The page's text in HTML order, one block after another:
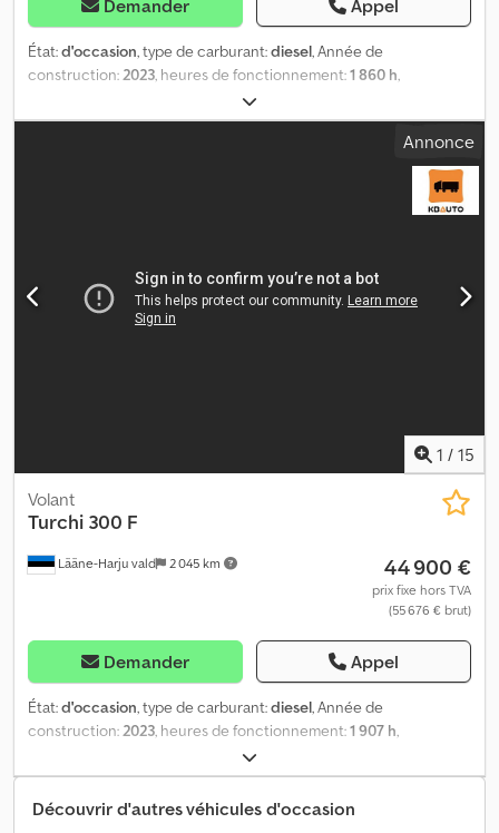
Demander Appel
État:d'occasion, type de carburant:diesel, Année de
construction:2023, heures de fonctionnement:1 860 h,
Informations complémentaires : Marque : TURCHI Modèle : 300 F
Année : 2023 Numéro d’identification du véhicule (VIN) :
Informations supplémentaires = Credpfxjzilc Tj Al Aof Poids à vide :
Annonce
1 / 15
Lääne-Harju vald 2 045 km
Volant
Turchi 300 F
44 900 €
prix fixe hors TVA
(55 676 € brut)
Demander Appel
État:d'occasion, type de carburant:diesel, Année de
construction:2023, heures de fonctionnement:1 907 h,
Informations complémentaires : Marque : TURCHI Modèle : 300 F
Année : 2017 Cjdpfxjzikbhj Al Ajrf Numéro d’identification du
véhicule (NIV) : 1584YA023 Nombre d’heures : 1907 Masse :
Découvrir d'autres véhicules d'occasion